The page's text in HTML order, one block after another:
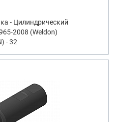
- Цилиндрический
2008 (Weldon)
- 32